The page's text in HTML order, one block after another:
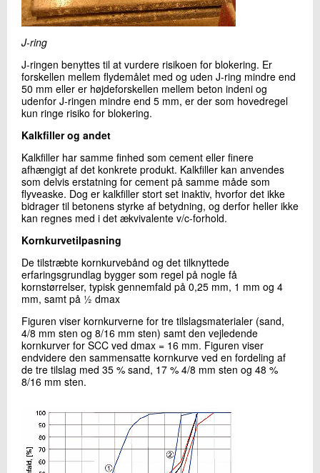
J-ring
J-ringen benyttes til at vurdere risikoen for blokering. Er
forskellen mellem flydemålet med og uden J-ring mindre end
50 mm eller er højdeforskellen mellem beton indeni og
udenfor J-ringen mindre end 5 mm, er der som hovedregel
kun ringe risiko for blokering.
Kalkfiller og andet
Kalkfiller har samme finhed som cement eller finere
afhængigt af det konkrete produkt. Kalkfiller kan anvendes
som delvis erstatning for cement på samme måde som
flyveaske. Dog er kalkfiller stort set inaktiv, hvorfor det ikke
bidrager til betonens styrke af betydning, og derfor heller ikke
kan regnes med i det ækvivalente v/c-forhold.
Kornkurvetilpasning
De tilstræbte kornkurvebånd og det tilknyttede
erfaringsgrundlag bygger som regel på nogle få
kornstørrelser, typisk gennemfald på 0,25 mm, 1 mm og 4
mm, samt på 1⁄2 dmax
Figuren viser kornkurverne for tre tilslagsmaterialer (sand,
4/8 mm sten og 8/16 mm sten) samt den vejledende
kornkurver for SCC ved dmax = 16 mm. Figuren viser
endvidere den sammensatte kornkurve ved en fordeling af
de tre tilslag med 35 % sand, 17 % 4/8 mm sten og 48 %
8/16 mm sten.